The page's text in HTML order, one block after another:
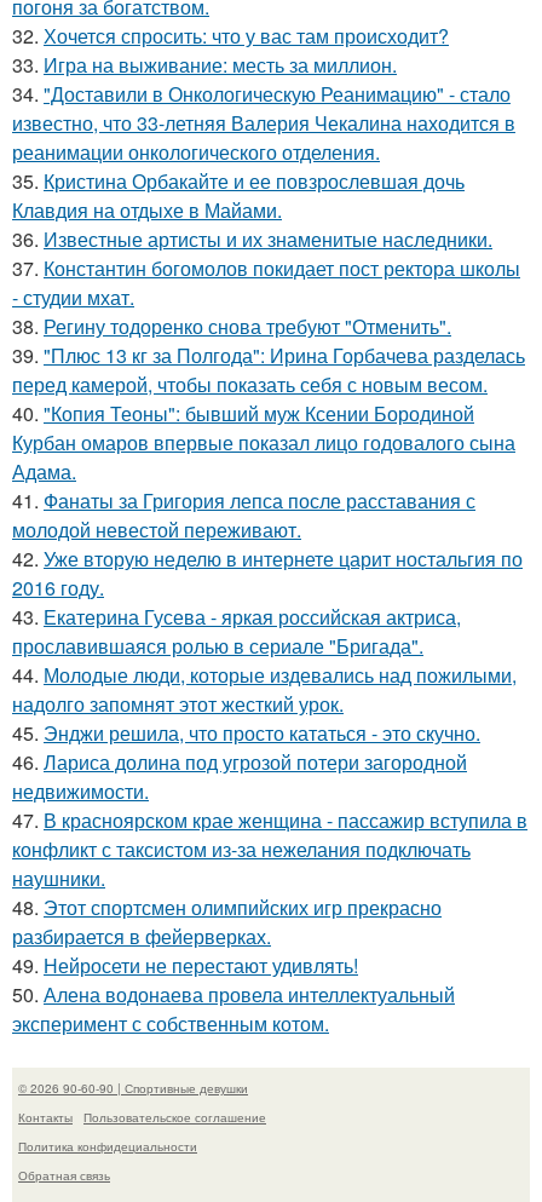
погоня за богатством.
32. Хочется спросить: что у вас там происходит?
33. Игра на выживание: месть за миллион.
34. "Доставили в Онкологическую Реанимацию" - стало
известно, что 33-летняя Валерия Чекалина находится в
реанимации онкологического отделения.
35. Кристина Орбакайте и ее повзрослевшая дочь
Клавдия на отдыхе в Майами.
36. Известные артисты и их знаменитые наследники.
37. Константин богомолов покидает пост ректора школы
- студии мхат.
38. Регину тодоренко снова требуют "Отменить".
39. "Плюс 13 кг за Полгода": Ирина Горбачева разделась
перед камерой, чтобы показать себя с новым весом.
40. "Копия Теоны": бывший муж Ксении Бородиной
Курбан омаров впервые показал лицо годовалого сына
Адама.
41. Фанаты за Григория лепса после расставания с
молодой невестой переживают.
42. Уже вторую неделю в интернете царит ностальгия по
2016 году.
43. Екатерина Гусева - яркая российская актриса,
прославившаяся ролью в сериале "Бригада".
44. Молодые люди, которые издевались над пожилыми,
надолго запомнят этот жесткий урок.
45. Энджи решила, что просто кататься - это скучно.
46. Лариса долина под угрозой потери загородной
недвижимости.
47. В красноярском крае женщина - пассажир вступила в
конфликт с таксистом из-за нежелания подключать
наушники.
48. Этот спортсмен олимпийских игр прекрасно
разбирается в фейерверках.
49. Нейросети не перестают удивлять!
50. Алена водонаева провела интеллектуальный
эксперимент с собственным котом.
© 2026 90-60-90 | Спортивные девушки
Контакты
Пользовательское соглашение
Политика конфидециальности
Обратная связь